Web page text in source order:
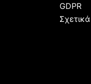
GDPR
Σχετικά